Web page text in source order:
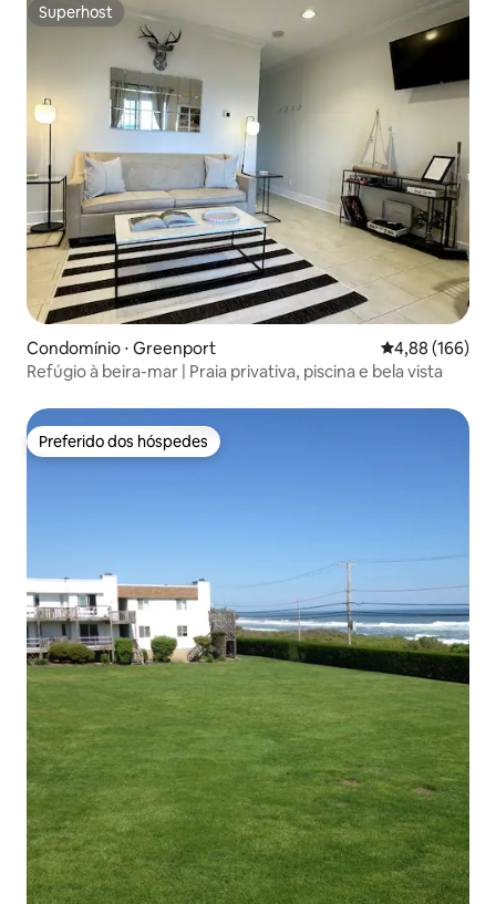
Superhost
Superhost
Condomínio ⋅ Greenport 4,88 de uma
4,88 (166)
Refúgio à beira-mar | Praia privativa, piscina e bela vista
Preferido dos hóspedes
Preferido dos hóspedes